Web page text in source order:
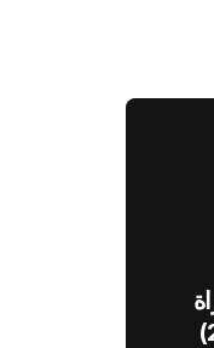
الهلال والقادسية (1-2)